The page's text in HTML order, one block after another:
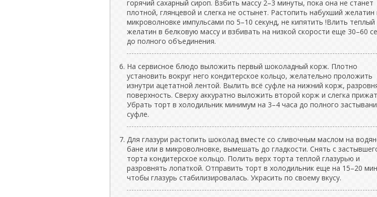
горячий сахарный сироп. Взбить массу 2–3 минуты, пока она не станет
плотной, глянцевой и слегка не остынет. Растопить набухший желатин
микроволновке импульсами по 5–10 секунд, не кипятить !Влить теплый
желатин в белковую массу и взбивать на низкой скорости еще 30–60
до полного объединения.
На сервисное блюдо выложить первый шоколадный корж. Плотно
установить вокруг него кондитерское кольцо, желательно проложить
изнутри ацетатной лентой. Вылить всё суфле на нижний корж,
поверхность. Сверху аккуратно выложить второй корж и слегка
Убрать торт в холодильник минимум на 3–4 часа до полного
суфле.
Для глазури растопить шоколад вместе со сливочным маслом на
бане или в микроволновке, вымешать до гладкости. Снять с
торта кондитерское кольцо. Полить верх торта теплой глазурью и
разровнять лопаткой. Отправить торт в холодильник еще на 15–20
чтобы глазурь стабилизировалась. Украсить по своему вкусу.